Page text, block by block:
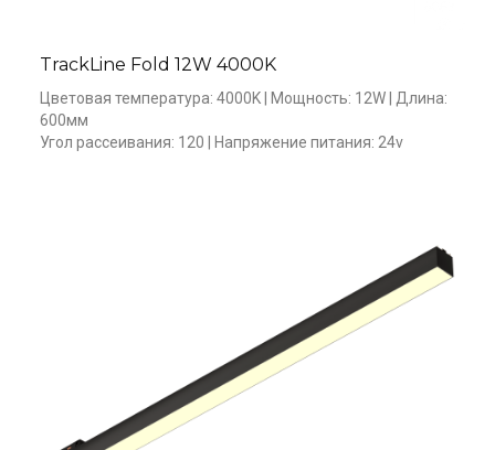
TrackLine Fold 12W 4000K
Цветовая температура: 4000K | Мощность: 12W | Длина:
600мм
Угол рассеивания: 120 | Напряжение питания: 24v